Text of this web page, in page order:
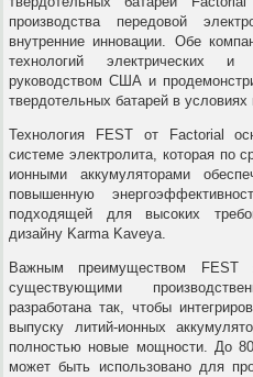
производства передовой
внутренние инновации. Обе
технологий электрических
руководством США и
твердотельных батарей в условиях
Технология FEST от Factorial
системе электролита, которая по
ионными аккумуляторами
повышенную
подходящей для высоких
дизайну Karma Kaveya.
Важным преимуществом FEST
существующими
разработана так, чтобы
выпуску литий-ионных
полностью новые мощности. До
может быть использовано для